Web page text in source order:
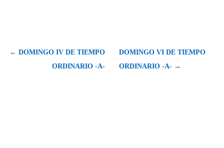
← DOMINGO IV DE TIEMPO
ORDINARIO -A-
DOMINGO VI DE TIEMPO
ORDINARIO -A- →